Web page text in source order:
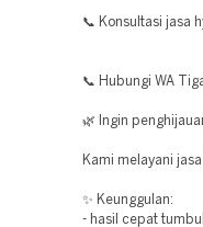
📞 Konsultasi jasa
📞 Hubungi WA
🌿 Ingin
Kami melayani
✨ Keunggulan:
- hasil cepat